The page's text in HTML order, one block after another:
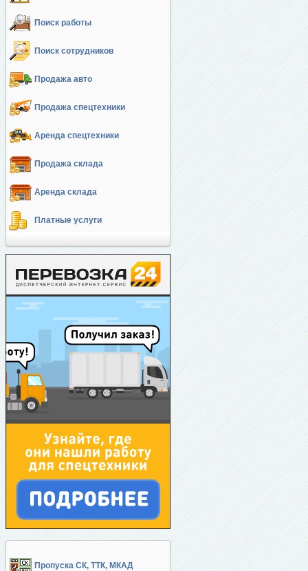
Поиск работы
Поиск сотрудников
Продажа авто
Продажа спецтехники
Аренда спецтехники
Продажа склада
Аренда склада
Платные услуги
Пропуска СК, ТТК, МКАД